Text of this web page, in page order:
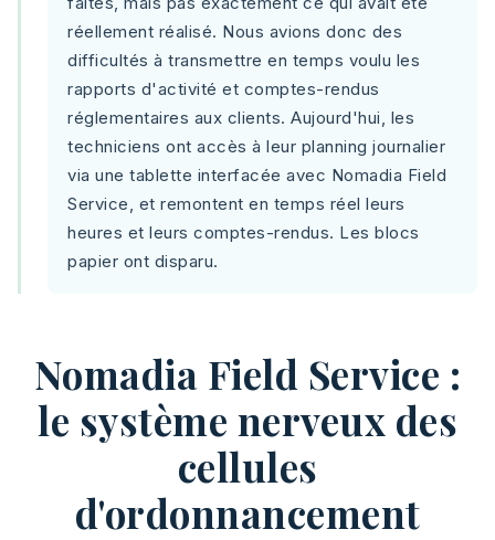
réellement réalisé. Nous avions donc des
difficultés à transmettre en temps voulu les
rapports d'activité et comptes-rendus
réglementaires aux clients. Aujourd'hui, les
techniciens ont accès à leur planning journalier
via une tablette interfacée avec Nomadia Field
Service, et remontent en temps réel leurs
heures et leurs comptes-rendus. Les blocs
papier ont disparu.
Nomadia Field Service :
le système nerveux des
cellules
d'ordonnancement